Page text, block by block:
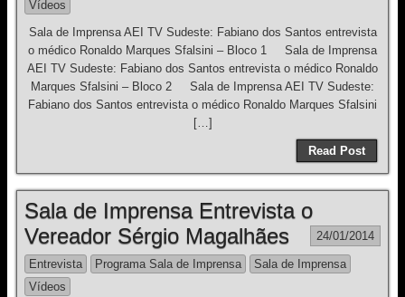
Vídeos
Sala de Imprensa AEI TV Sudeste: Fabiano dos Santos entrevista
o médico Ronaldo Marques Sfalsini – Bloco 1 Sala de Imprensa
AEI TV Sudeste: Fabiano dos Santos entrevista o médico Ronaldo
Marques Sfalsini – Bloco 2 Sala de Imprensa AEI TV Sudeste:
Fabiano dos Santos entrevista o médico Ronaldo Marques Sfalsini
[…]
Read Post
Sala de Imprensa Entrevista o
Vereador Sérgio Magalhães
24/01/2014
Entrevista Programa Sala de Imprensa
Sala de Imprensa
Vídeos